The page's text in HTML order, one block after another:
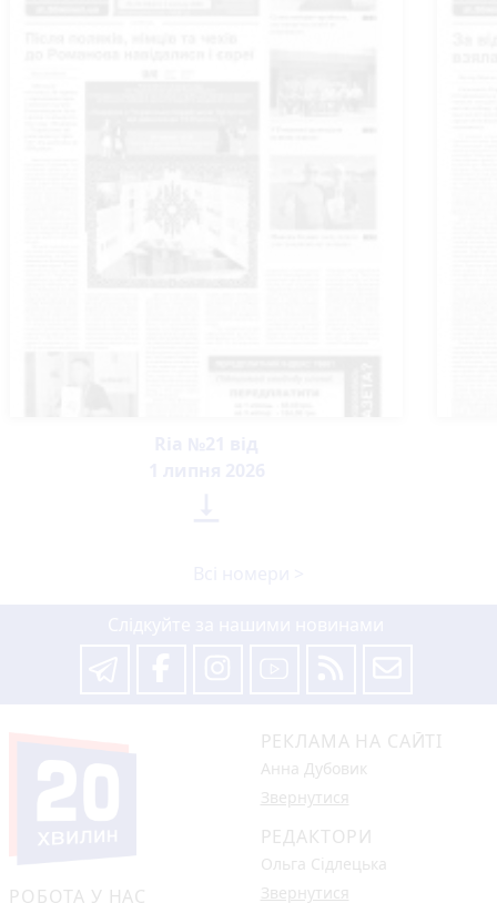
РОБОТА У НАС
РЕКЛАМА НА САЙТІ
Анна Дубовик
Звернутися
РЕДАКТОРИ
Ольга Сідлецька
Звернутися